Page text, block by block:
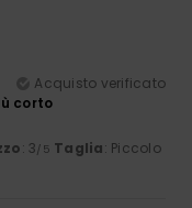
Acquisto verificato
corto
: 3/5 Taglia: Piccolo